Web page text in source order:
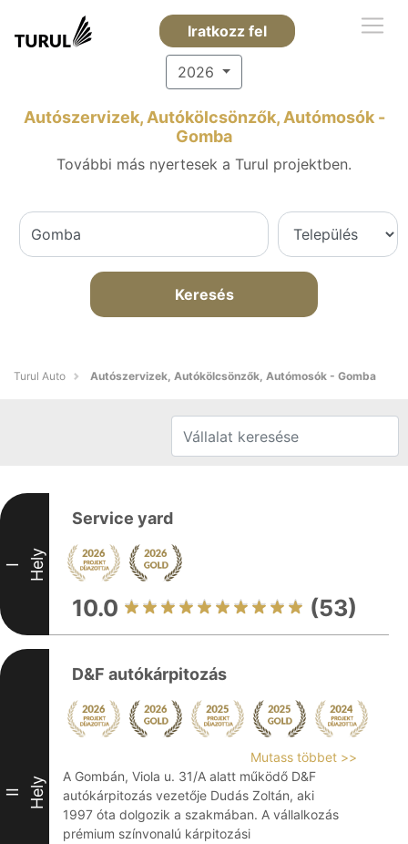
Iratkozz fel
2026
Autószervizek, Autókölcsönzők, Autómosók -
Gomba
További más nyertesek a Turul projektben.
Keresés
Turul Auto Autószervizek, Autókölcsönzők, Autómosók - Gomba
I Hely
Service yard
10.0 (53)
II Hely
D&F autókárpitozás
Mutass többet >>
A Gombán, Viola u. 31/A alatt működő D&F
autókárpitozás vezetője Dudás Zoltán, aki
1997 óta dolgozik a szakmában. A vállalkozás
prémium színvonalú kárpitozási